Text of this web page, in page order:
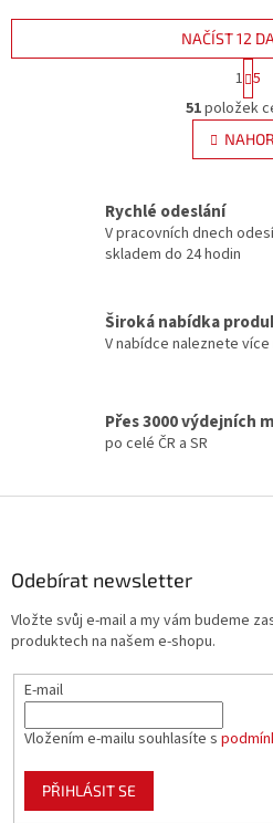
vyrobena ze štípané hovězí
usně s podšívkou z bavlny.
O
v
l
á
c
í
k
y
p
i
NAČÍST 12
t
r
á
n
k
n
1 5
51položek
Rychlé odeslání
V pracovních dnech
skladem do 24 hodin
Široká nabídka
V nabídce naleznete
Přes 3000 výdejních
po celé ČR a SR
Odebírat newsletter
Vložte svůj e-mail a my vám budeme
produktech na našem e-shopu.
E-mail
Vložením e-mailu souhlasíte s
PŘIHLÁSIT SE